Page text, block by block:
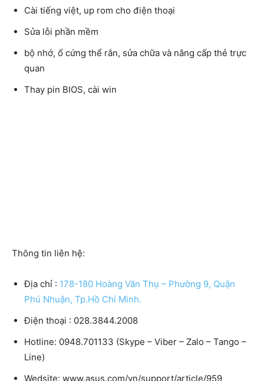
Cài tiếng việt, up rom cho điện thoại
Sửa lỗi phần mềm
bộ nhớ, ổ cứng thể rắn, sửa chữa và nâng cấp thẻ trực
quan
Thay pin BIOS, cài win
Thông tin liên hệ:
Địa chỉ : 178-180 Hoàng Văn Thụ – Phường 9, Quận
Phú Nhuận, Tp.Hồ Chí Minh.
Điện thoại : 028.3844.2008
Hotline: 0948.701133 (Skype – Viber – Zalo – Tango –
Line)
Wedsite: www.asus.com/vn/support/article/959